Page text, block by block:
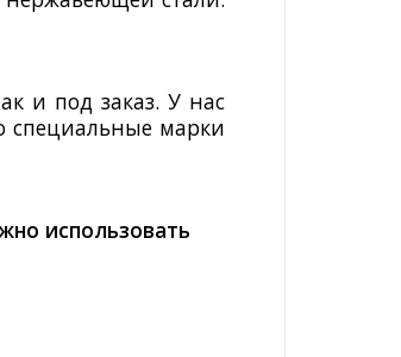
и под заказ. У нас
специальные марки
использовать